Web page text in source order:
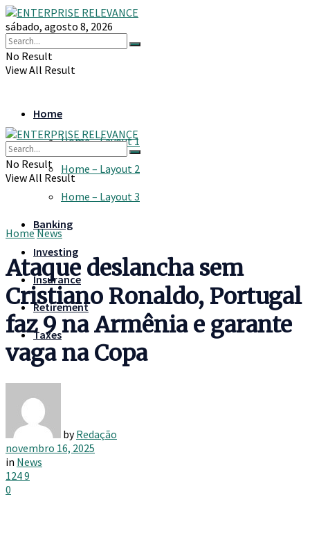
sábado, agosto 8, 2026
No Result
View All Result
Home
Home – Layout 1
Home – Layout 2
Home – Layout 3
Banking
Investing
Insurance
Retirement
Taxes
No Result
View All Result
HomeNews
Ataque deslancha sem
Cristiano Ronaldo, Portugal
faz 9 na Armênia e garante
vaga na Copa
by Redação
novembro 16, 2025
in News
1249
0